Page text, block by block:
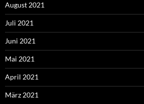
August 2021
Juli 2021
Juni 2021
Mai 2021
April 2021
März 2021